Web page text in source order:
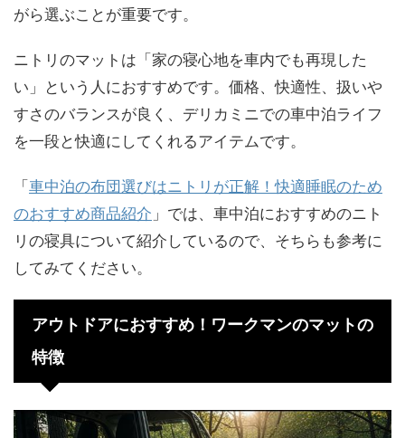
がら選ぶことが重要です。
ニトリのマットは「家の寝心地を車内でも再現した
い」という人におすすめです。価格、快適性、扱いや
すさのバランスが良く、デリカミニでの車中泊ライフ
を一段と快適にしてくれるアイテムです。
「車中泊の布団選びはニトリが正解！快適睡眠のため
のおすすめ商品紹介 」では、車中泊におすすめのニト
リの寝具について紹介しているので、そちらも参考に
してみてください。
アウトドアにおすすめ！ワークマンのマットの
特徴